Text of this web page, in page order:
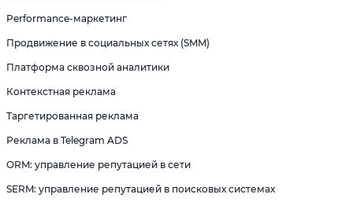
Performance-маркетинг
Продвижение в социальных сетях (SMM)
Платформа сквозной аналитики
Контекстная реклама
Таргетированная реклама
Реклама в Telegram ADS
ORM: управление репутацией в сети
SERM: управление репутацией в поисковых системах